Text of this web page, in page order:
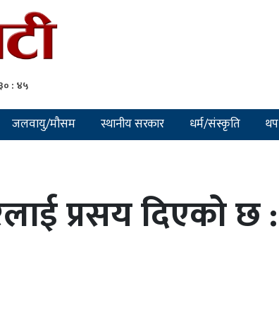
जलवायु/मौसम स्थानीय सरकार धर्म/संस्कृति थप
प्रसय दिएको छ :